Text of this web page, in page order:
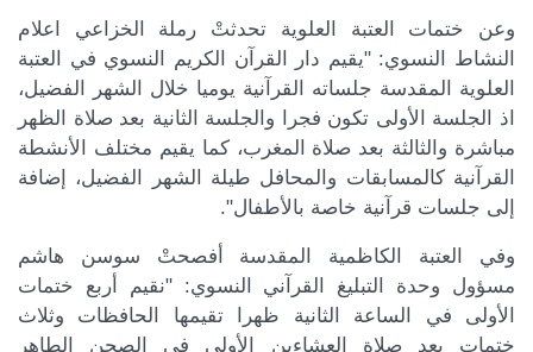
وعن ختمات العتبة العلوية تحدثتْ رملة الخزاعي اعلام
النشاط النسوي: "يقيم دار القرآن الكريم النسوي في العتبة
العلوية المقدسة جلساته القرآنية يوميا خلال الشهر الفضيل،
اذ الجلسة الأولى تكون فجرا والجلسة الثانية بعد صلاة الظهر
مباشرة والثالثة بعد صلاة المغرب، كما يقيم مختلف الأنشطة
القرآنية كالمسابقات والمحافل طيلة الشهر الفضيل، إضافة
إلى جلسات قرآنية خاصة بالأطفال".
وفي العتبة الكاظمية المقدسة أفصحتْ سوسن هاشم
مسؤول وحدة التبليغ القرآني النسوي: "نقيم أربع ختمات
الأولى في الساعة الثانية ظهرا تقيمها الحافظات وثلاث
ختمات بعد صلاة العشاءين الأولى في الصحن الطاهر